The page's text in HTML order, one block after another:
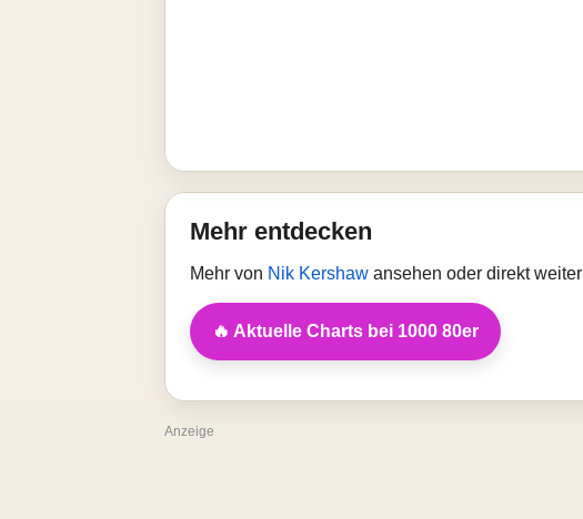
Mehr entdecken
Mehr von Nik Kershaw ansehen oder direkt weiter
🔥 Aktuelle Charts bei 1000 80er
Anzeige